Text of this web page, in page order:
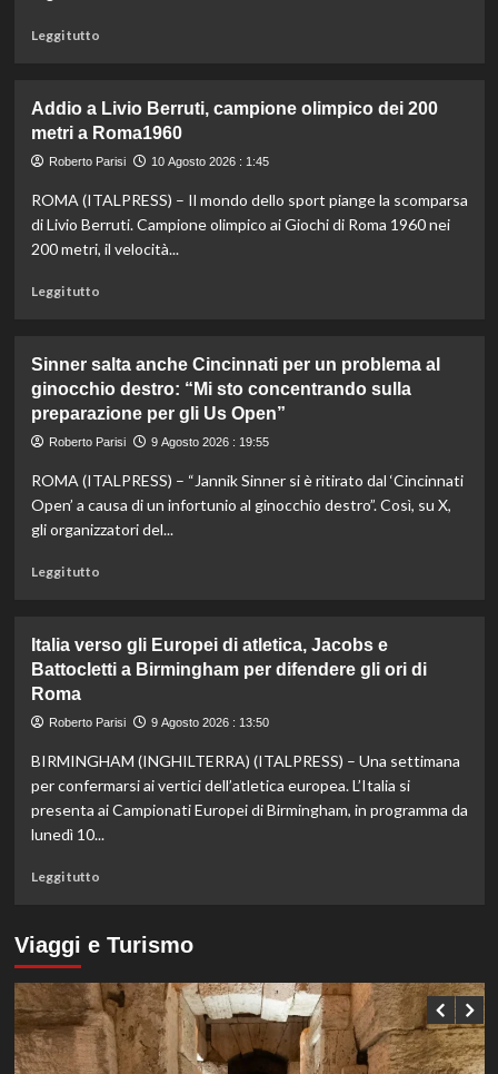
scudetto
Leggi tuttoLeggi
Letture
domenicali
e
Malagò,
è
l’ora
Cucci
Addio a Livio Berruti, campione olimpico dei 200
metri a Roma1960
Roberto Parisi 10 Agosto 2026 : 1:45
ROMA (ITALPRESS) – Il mondo dello sport piange la scomparsa
di Livio Berruti. Campione olimpico ai Giochi di Roma 1960 nei
200 metri, il velocità...
Leggi tuttoLeggi
Addio
a
Livio
Berruti,
olimpico
dei
Sinner salta anche Cincinnati per un problema al
ginocchio destro: “Mi sto concentrando sulla
preparazione per gli Us Open”
Roberto Parisi 9 Agosto 2026 : 19:55
ROMA (ITALPRESS) – “Jannik Sinner si è ritirato dal ‘Cincinnati
Open’ a causa di un infortunio al ginocchio destro”. Così, su X,
gli organizzatori del...
Leggi tuttoLeggi
Sinner
salta
Cincinnati
un
problema
al
ginocchio
destro:
sto
preparazione
gli
Us
Open”
Italia verso gli Europei di atletica, Jacobs e
Battocletti a Birmingham per difendere gli ori di
Roma
Roberto Parisi 9 Agosto 2026 : 13:50
BIRMINGHAM (INGHILTERRA) (ITALPRESS) – Una settimana
per confermarsi ai vertici dell’atletica europea. L’Italia si
presenta ai Campionati Europei di Birmingham, in programma da
lunedì 10...
Leggi tuttoLeggi
su
Italia
verso
gli
Europei
di
atletica,
Viaggi e Turismo